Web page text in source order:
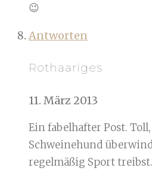
😉
Antworten
Rothaariges
11. März 2013
Ein fabelhafter Post.
Schweinehund
regelmäßig Sport